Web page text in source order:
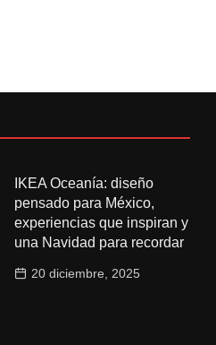
IKEA Oceanía: diseño
pensado para México,
experiencias que inspiran y
una Navidad para recordar
20 diciembre, 2025